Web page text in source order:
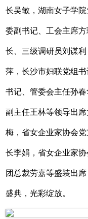
长吴敏，湖南女子学
委副书记、工会主席
长、三级调研员刘谋
萍，长沙市妇联党组
书记、管委会主任孙
副主任王林等领导出
梅，省女企业家协会
长李娟，省女企业家
团总裁劳嘉等盛装出
盛典，光彩绽放。